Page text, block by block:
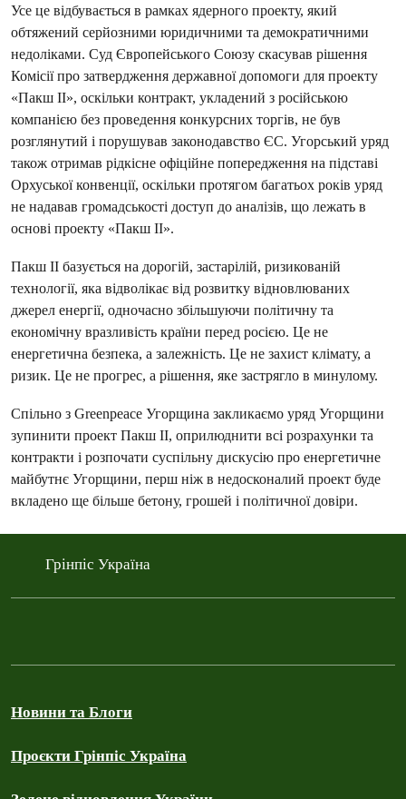
Усе це відбувається в рамках ядерного проекту, який
обтяжений серйозними юридичними та демократичними
недоліками. Суд Європейського Союзу скасував рішення
Комісії про затвердження державної допомоги для проекту
«Пакш II», оскільки контракт, укладений з російською
компанією без проведення конкурсних торгів, не був
розглянутий і порушував законодавство ЄС. Угорський уряд
також отримав рідкісне офіційне попередження на підставі
Орхуської конвенції, оскільки протягом багатьох років уряд
не надавав громадськості доступ до аналізів, що лежать в
основі проекту «Пакш II».
Пакш II базується на дорогій, застарілій, ризикованій
технології, яка відволікає від розвитку відновлюваних
джерел енергії, одночасно збільшуючи політичну та
економічну вразливість країни перед росією. Це не
енергетична безпека, а залежність. Це не захист клімату, а
ризик. Це не прогрес, а рішення, яке застрягло в минулому.
Спільно з Greenpeace Угорщина закликаємо уряд Угорщини
зупинити проект Пакш II, оприлюднити всі розрахунки та
контракти і розпочати суспільну дискусію про енергетичне
майбутнє Угорщини, перш ніж в недосконалий проект буде
вкладено ще більше бетону, грошей і політичної довіри.
Грінпіс Україна
Новини та Блоги
Проєкти Грінпіс Україна